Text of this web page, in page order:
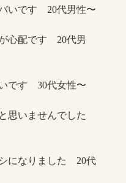
いです 20代男性〜
心配です 20代男
です 30代女性〜
思いませんでした
になりました 20代